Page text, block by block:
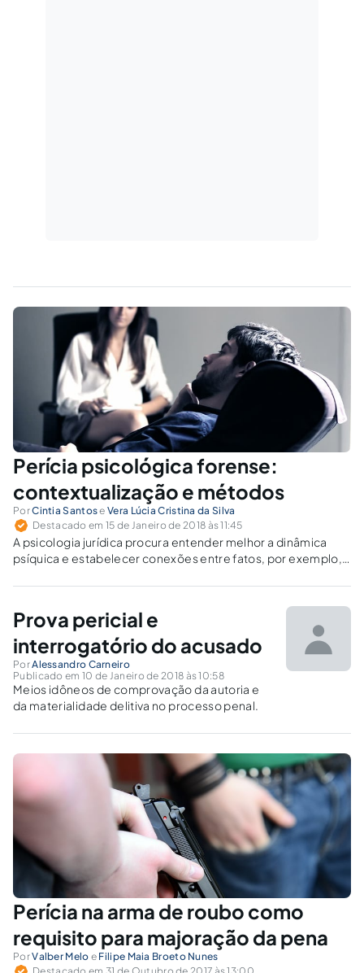
Perícia psicológica forense:
contextualização e métodos
PorCintia SantoseVera Lúcia Cristina da Silva
Destacado em 15 de Janeiro de 2018 às 11:45
A psicologia jurídica procura entender melhor a dinâmica
psíquica e estabelecer conexões entre fatos, por exemplo,
e sentimentos vivenciados por vítima de violência.
Prova pericial e
interrogatório do acusado
PorAlessandro Carneiro
Publicado em 10 de Janeiro de 2018 às 10:58
Meios idôneos de comprovação da autoria e
da materialidade delitiva no processo penal.
Perícia na arma de roubo como
requisito para majoração da pena
PorValber Melo e Filipe Maia Broeto Nunes